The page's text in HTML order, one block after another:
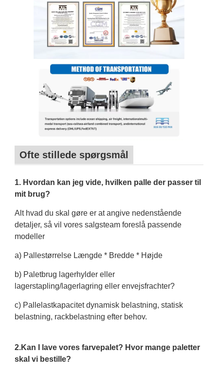
Ofte stillede spørgsmål
1. Hvordan kan jeg vide, hvilken palle der passer til
mit brug?
Alt hvad du skal gøre er at angive nedenstående
detaljer, så vil vores salgsteam foreslå passende
modeller
a) Pallestørrelse Længde * Bredde * Højde
b) Paletbrug lagerhylder eller
lagerstapling/lagerlagring eller envejsfrachter?
c) Pallelastkapacitet dynamisk belastning, statisk
belastning, rackbelastning efter behov.
2.Kan I lave vores farvepalet? Hvor mange paletter
skal vi bestille?